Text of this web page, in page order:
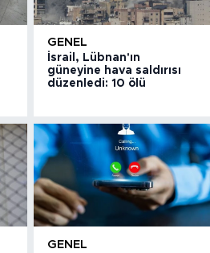
GENEL
İsrail, Lübnan'ın
güneyine hava saldırısı
düzenledi: 10 ölü
GENEL